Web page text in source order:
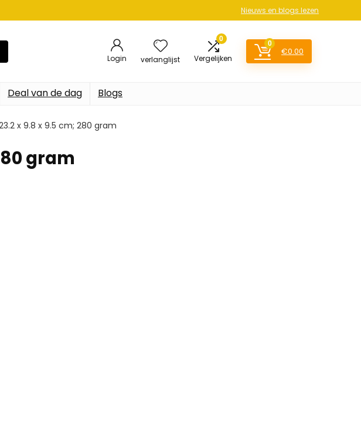
Nieuws en blogs lezen
Login verlanglijst
0
Vergelijken
0
€0.00
Deal van de dag Blogs
x 9.8 x 9.5 cm; 280 gram
gram